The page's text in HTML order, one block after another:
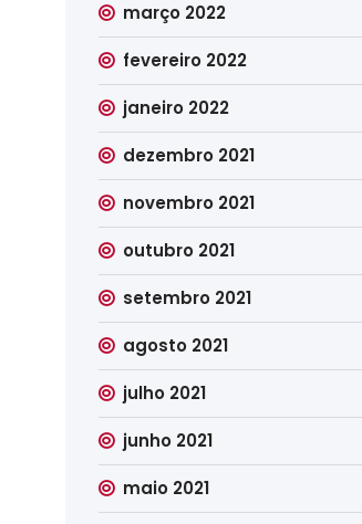
março 2022
fevereiro 2022
janeiro 2022
dezembro 2021
novembro 2021
outubro 2021
setembro 2021
agosto 2021
julho 2021
junho 2021
maio 2021